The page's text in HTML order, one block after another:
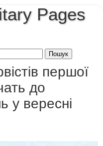
Pages
першої
до
у вересні